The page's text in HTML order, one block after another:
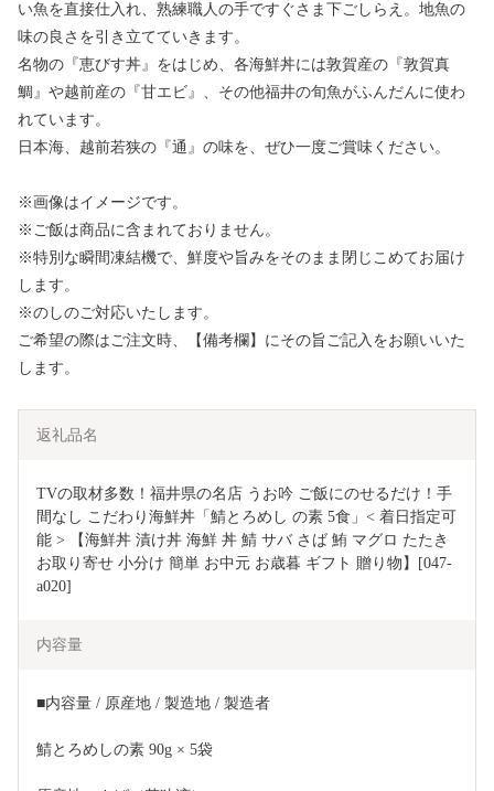
い魚を直接仕入れ、熟練職人の手ですぐさま下ごしらえ。地魚の
味の良さを引き立てていきます。
名物の『恵びす丼』をはじめ、各海鮮丼には敦賀産の『敦賀真
鯛』や越前産の『甘エビ』、その他福井の旬魚がふんだんに使わ
れています。
日本海、越前若狭の『通』の味を、ぜひ一度ご賞味ください。
※画像はイメージです。
※ご飯は商品に含まれておりません。
※特別な瞬間凍結機で、鮮度や旨みをそのまま閉じこめてお届け
します。
※のしのご対応いたします。
ご希望の際はご注文時、【備考欄】にその旨ご記入をお願いいた
します。
返礼品名
TVの取材多数！福井県の名店 うお吟 ご飯にのせるだけ！手
間なし こだわり海鮮丼「鯖とろめし の素 5食」< 着日指定可
能 > 【海鮮丼 漬け丼 海鮮 丼 鯖 サバ さば 鮪 マグロ たたき
お取り寄せ 小分け 簡単 お中元 お歳暮 ギフト 贈り物】[047-
a020]
内容量
■内容量 / 原産地 / 製造地 / 製造者
鯖とろめしの素 90g × 5袋